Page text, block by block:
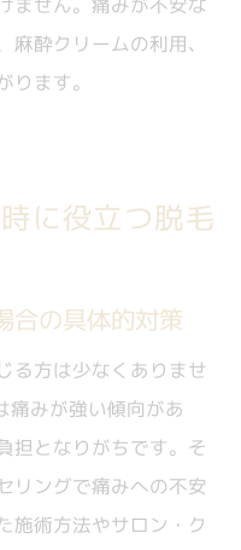
酔クリームの利用、
ます。
に役立つ脱毛
合の具体的対策
る方は少なくありませ
痛みが強い傾向があ
担となりがちです。そ
リングで痛みへの不安
施術方法やサロン・ク